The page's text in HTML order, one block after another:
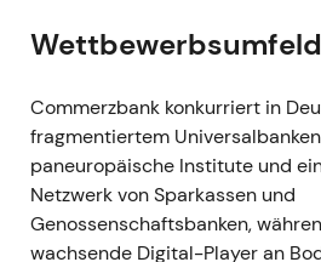
12. November 2021
erfolgreichen Abschluss
mit dem
der Strategie 2024
Umsetzungspfad für die
Maßnahmen ist damit
Wettbewerbsumfeld
Commerzbank konkurriert in
fragmentiertem
paneuropäische Institute und
Netzwerk von Sparkassen und
Genossenschaftsbanken,
wachsende Digital-Player an